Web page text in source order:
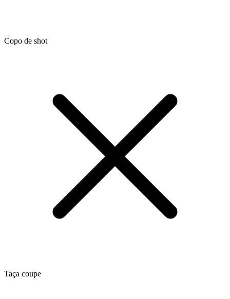
Copo de shot
Taça coupe